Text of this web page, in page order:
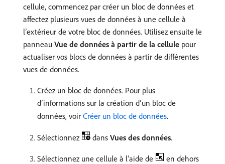
cellule, commencez par créer un bloc de données et
affectez plusieurs vues de données à une cellule à
l’extérieur de votre bloc de données. Utilisez ensuite le
panneau Vue de données à partir de la cellule pour
actualiser vos blocs de données à partir de différentes
vues de données.
Créez un bloc de données. Pour plus
d’informations sur la création d’un bloc de
données, voir Créer un bloc de données.
Sélectionnez dans Vues des données.
Sélectionnez une cellule à l’aide de
en dehors